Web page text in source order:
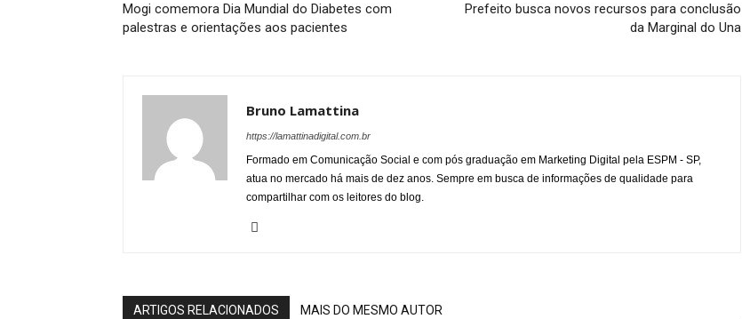
Mogi comemora Dia Mundial do Diabetes com
palestras e orientações aos pacientes
Prefeito busca novos recursos para conclusão
da Marginal do Una
Bruno Lamattina
https://lamattinadigital.com.br
Formado em Comunicação Social e com pós graduação em Marketing Digital pela ESPM - SP,
atua no mercado há mais de dez anos. Sempre em busca de informações de qualidade para
compartilhar com os leitores do blog.
ARTIGOS RELACIONADOS MAIS DO MESMO AUTOR